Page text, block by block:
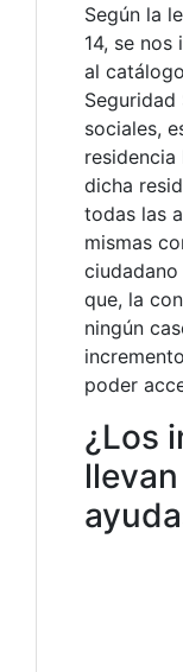
Según la
14, se
al
sociales,
dicha
todas las
mismas
que, la
ningún
poder
¿Los